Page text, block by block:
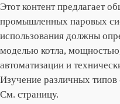
Этот контент предлагает
промышленных паровых
использования должны
моделью котла,
автоматизации и
Изучение различных типов
См. страницу.